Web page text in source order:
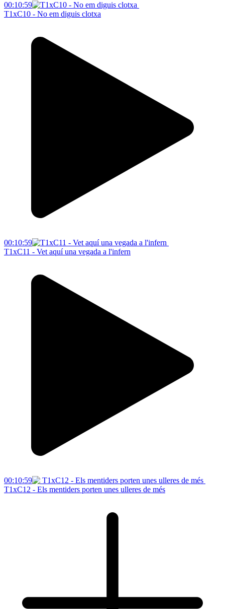
00:10:59
T1xC10 - No em diguis clotxa
00:10:59
T1xC11 - Vet aquí una vegada a l'infern
00:10:59
T1xC12 - Els mentiders porten unes ulleres de més